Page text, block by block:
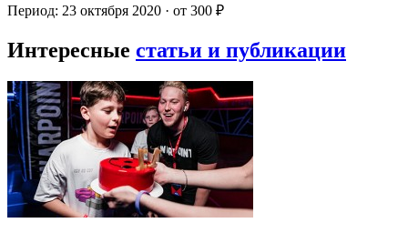
Период: 23 октября 2020 · от 300 ₽
Интересные статьи и публикации